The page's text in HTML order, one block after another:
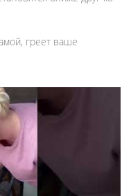
греет ваше